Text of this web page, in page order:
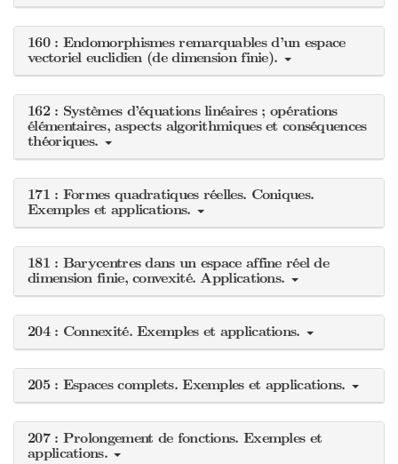
160 : Endomorphismes remarquables d’un espace
vectoriel euclidien (de dimension finie).
162 : Systèmes d’équations linéaires ; opérations
élémentaires, aspects algorithmiques et conséquences
théoriques.
171 : Formes quadratiques réelles. Coniques.
Exemples et applications.
181 : Barycentres dans un espace affine réel de
dimension finie, convexité. Applications.
204 : Connexité. Exemples et applications.
205 : Espaces complets. Exemples et applications.
207 : Prolongement de fonctions. Exemples et
applications.